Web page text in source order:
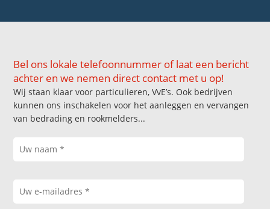
Bel ons lokale telefoonnummer of laat een bericht
achter en we nemen direct contact met u op!
Wij staan klaar voor particulieren, VvE’s. Ook bedrijven
kunnen ons inschakelen voor het aanleggen en vervangen
van bedrading en rookmelders...